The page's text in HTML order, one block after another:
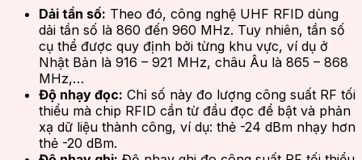
Dải tần số: Theo đó, công nghệ UHF RFID dùng
dải tần số là 860 đến 960 MHz. Tuy nhiên, tần số
cụ thể được quy định bởi từng khu vực, ví dụ ở
Nhật Bản là 916 – 921 MHz, châu Âu là 865 – 868
MHz,…
Độ nhạy đọc: Chỉ số này đo lượng công suất RF tối
thiểu mà chip RFID cần từ đầu đọc để bật và phản
xạ dữ liệu thành công, ví dụ: thẻ -24 dBm nhạy hơn
thẻ -20 dBm.